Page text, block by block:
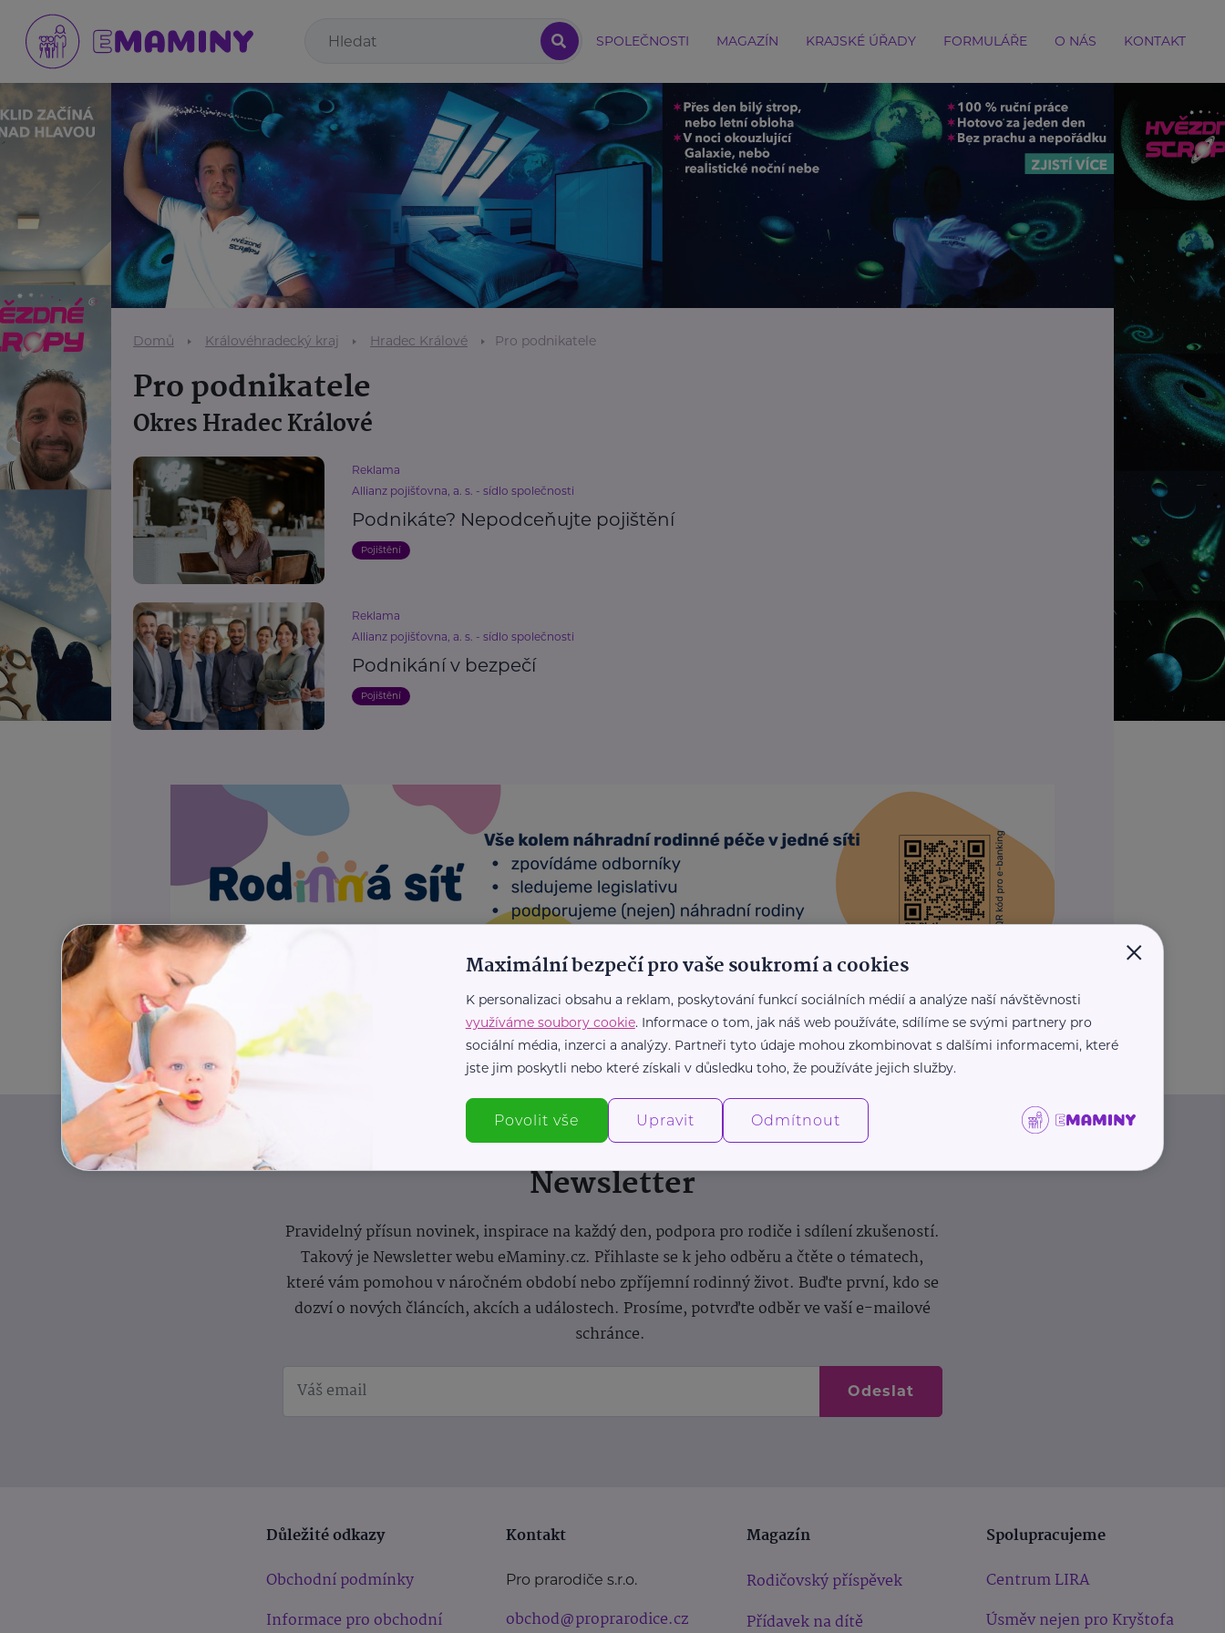
SPOLEČNOSTI MAGAZÍN KRAJSKÉ ÚŘADY FORMULÁŘE O NÁS KONTAKT
Domů Královéhradecký kraj Hradec Králové Pro podnikatele
Pro podnikatele
Okres Hradec Králové
Reklama
Allianz pojišťovna, a. s. - sídlo společnosti
Podnikáte? Nepodceňujte pojištění
Pojištění
Reklama
Allianz pojišťovna, a. s. - sídlo společnosti
Podnikání v bezpečí
Pojištění
REKLAMA
Newsletter
Pravidelný přísun novinek, inspirace na každý den, podpora pro rodiče i sdílení zkušeností.
Takový je Newsletter webu eMaminy.cz. Přihlaste se k jeho odběru a čtěte o tématech,
které vám pomohou v náročném období nebo zpříjemní rodinný život. Buďte první, kdo se
dozví o nových článcích, akcích a událostech. Prosíme, potvrďte odběr ve vaší e-mailové
schránce.
Odeslat
Důležité odkazy
Obchodní podmínky
Informace pro obchodní
Kontakt
Pro prarodiče s.r.o.
obchod@proprarodice.cz
Magazín
Rodičovský příspěvek
Přídavek na dítě
Spolupracujeme
Centrum LIRA
Úsměv nejen pro Kryštofa
×
Maximální bezpečí pro vaše soukromí a cookies
K personalizaci obsahu a reklam, poskytování funkcí sociálních médií a analýze naší návštěvnosti
využíváme soubory cookie. Informace o tom, jak náš web používáte, sdílíme se svými partnery pro
sociální média, inzerci a analýzy. Partneři tyto údaje mohou zkombinovat s dalšími informacemi, které
jste jim poskytli nebo které získali v důsledku toho, že používáte jejich služby.
Povolit vše Upravit Odmítnout